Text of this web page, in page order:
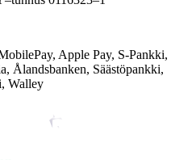
Apple Pay, S-Pankki,
Ålandsbanken, Säästöpankki,
Walley